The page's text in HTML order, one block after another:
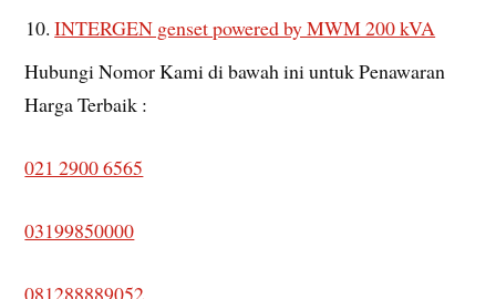
INTERGEN genset powered by MWM 200 kVA
Hubungi Nomor Kami di bawah ini untuk Penawaran
Harga Terbaik :
021 2900 6565
03199850000
081288889052